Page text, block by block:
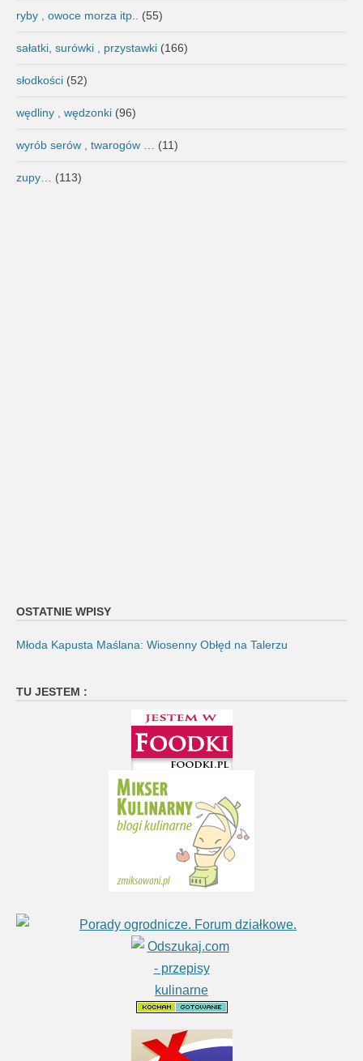
ryby , owoce morza itp.. (55)
sałatki, surówki , przystawki (166)
słodkości (52)
wędliny , wędzonki (96)
wyrób serów , twarogów … (11)
zupy… (113)
OSTATNIE WPISY
Młoda Kapusta Maślana: Wiosenny Obłęd na Talerzu
TU JESTEM :